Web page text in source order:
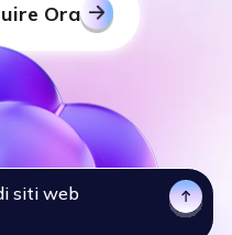
Ora
siti web professio